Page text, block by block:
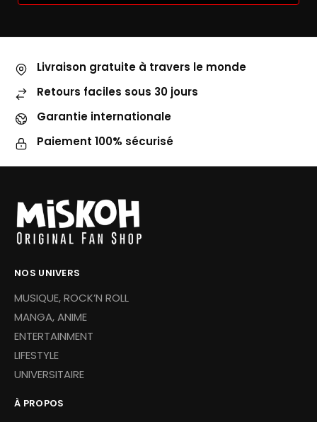
Livraison gratuite à travers le monde
Retours faciles sous 30 jours
Garantie internationale
Paiement 100% sécurisé
NOS UNIVERS
MUSIQUE, ROCK’N ROLL
MANGA, ANIME
ENTERTAINMENT
LIFESTYLE
UNIVERSITAIRE
À PROPOS